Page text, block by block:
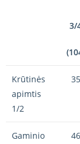
3/
Krūtinės
apimtis
1/2
35
Gaminio
46